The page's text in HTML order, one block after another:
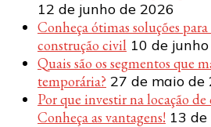
12 de junho de 2026
Conheça ótimas soluções para
construção civil 10 de
Quais são os segmentos que
temporária? 27 de maio de
Por que investir na locação de
Conheça as vantagens! 13